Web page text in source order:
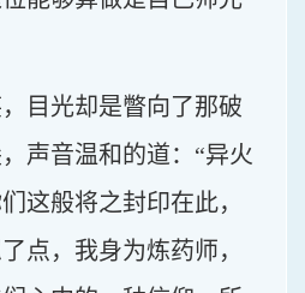
目光却是瞥向了那破
声音温和的道：“异火
这般将之封印在此，
点，我身为炼药师，